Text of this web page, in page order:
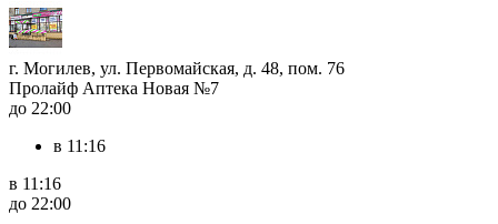
г. Могилев, ул. Первомайская, д. 48, пом. 76
Пролайф Аптека Новая №7
до 22:00
в 11:16
в 11:16
до 22:00